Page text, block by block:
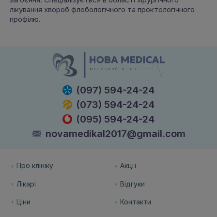
лікування хвороб флебологічного та проктологічного
профілю.
(097) 594-24-24
(073) 594-24-24
(095) 594-24-24
novamedikal2017@gmail.com
Про клініку
Лікарі
Ціни
Акції
Відгуки
Контакти